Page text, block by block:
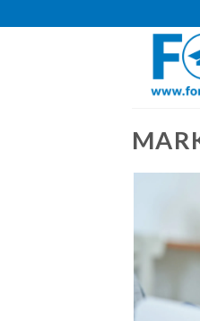
to